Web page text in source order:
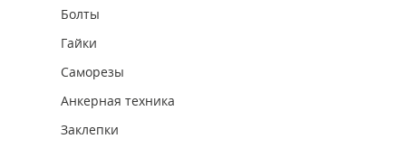
Болты
Гайки
Саморезы
Анкерная техника
Заклепки